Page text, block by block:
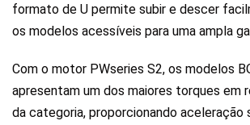
formato de U permite subir e descer
os modelos acessíveis para uma ampla
Com o motor PWseries S2, os modelos
apresentam um dos maiores torques em
da categoria, proporcionando aceleração